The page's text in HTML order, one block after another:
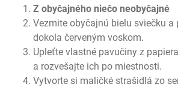
Z obyčajného niečo neobyčajné
Vezmite obyčajnú bielu sviečku a
dokola červeným voskom.
Upleťte vlastné pavučiny z
a rozvešajte ich po miestnosti.
Vytvorte si maličké strašidlá zo